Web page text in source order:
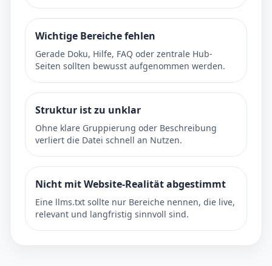
Wichtige Bereiche fehlen
Gerade Doku, Hilfe, FAQ oder zentrale Hub-
Seiten sollten bewusst aufgenommen werden.
Struktur ist zu unklar
Ohne klare Gruppierung oder Beschreibung
verliert die Datei schnell an Nutzen.
Nicht mit Website-Realität abgestimmt
Eine llms.txt sollte nur Bereiche nennen, die live,
relevant und langfristig sinnvoll sind.